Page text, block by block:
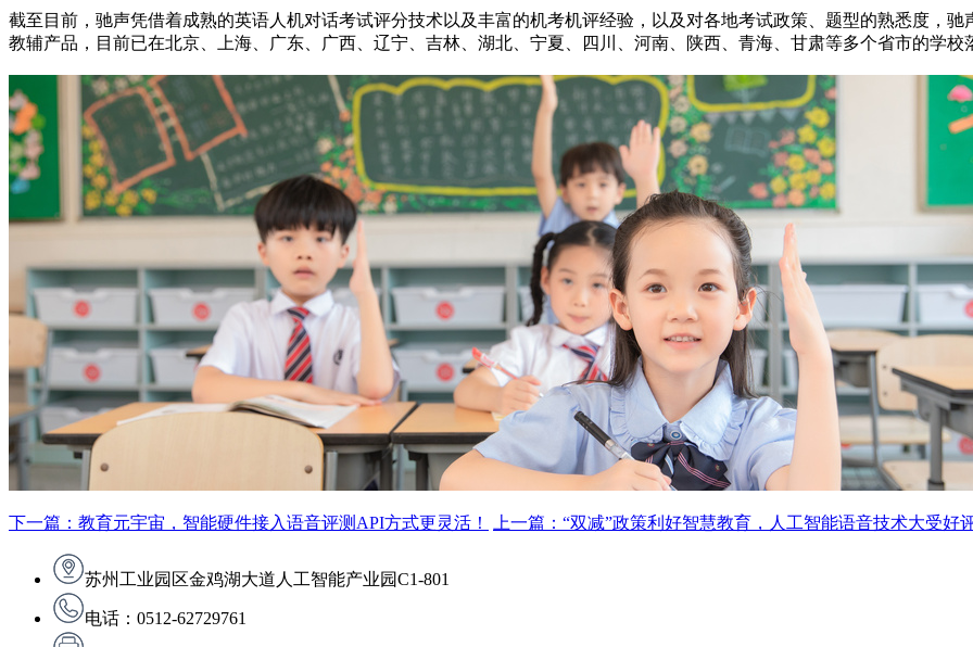
截至目前，驰声凭借着成熟的英语人机对话考试评分技术以及丰富的机考机评经验，以及对各地考试政策、题型的熟悉度，
教辅产品，目前已在北京、上海、广东、广西、辽宁、吉林、湖北、宁夏、四川、河南、陕西、青海、甘肃等多个省市的学校
下一篇：教育元宇宙，智能硬件接入语音评测API方式更灵活！ 上一篇：“双减”政策利好智慧教育，人工智能语音技术大受好
苏州工业园区金鸡湖大道人工智能产业园C1-801
电话：0512-62729761